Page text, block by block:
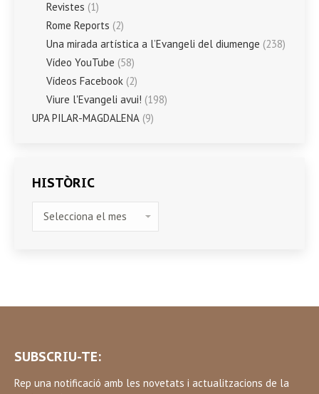
Revistes (1)
Rome Reports (2)
Una mirada artística a l’Evangeli del diumenge (238)
Vídeo YouTube (58)
Vídeos Facebook (2)
Viure l'Evangeli avui! (198)
UPA PILAR-MAGDALENA (9)
HISTÒRIC
SUBSCRIU-TE:
Rep una notificació amb les novetats i actualitzacions de la